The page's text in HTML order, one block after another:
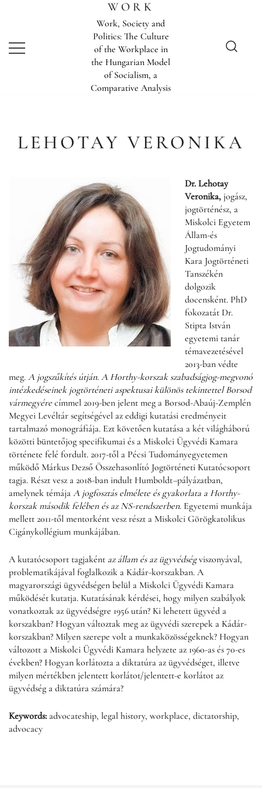
WORK
Work, Society and
Politics: The Culture
of the Workplace in
the Hungarian Model
of Socialism, a
Comparative Analysis
LEHOTAY VERONIKA
Dr. Lehotay
Veronika, jogász,
jogtörténész, a
Miskolci Egyetem
Állam-és
Jogtudományi
Kara Jogtörténeti
Tanszékén
dolgozik
docensként. PhD
fokozatát Dr.
Stipta István
egyetemi tanár
témavezetésével
2013-ban védte
meg. A jogszűkítés útján. A Horthy-korszak szabadságjog-megvonó
intézkedéseinek jogtörténeti aspektusai különös tekintettel Borsod
vármegyére címmel 2019-ben jelent meg a Borsod-Abaúj-Zemplén
Megyei Levéltár segítségével az eddigi kutatási eredményeit
tartalmazó monográfiája. Ezt követően kutatása a két világháború
közötti büntetőjog specifikumai és a Miskolci Ügyvédi Kamara
története felé fordult. 2017-től a Pécsi Tudományegyetemen
működő Márkus Dezső Összehasonlító Jogtörténeti Kutatócsoport
tagja. Részt vesz a 2018-ban indult Humboldt–pályázatban,
amelynek témája A jogfosztás elmélete és gyakorlata a Horthy-
korszak második felében és az NS-rendszerben. Egyetemi munkája
mellett 2011-től mentorként vesz részt a Miskolci Görögkatolikus
Cigánykollégium munkájában.
A kutatócsoport tagjaként az állam és az ügyvédségviszonyával,
problematikájával foglalkozik a Kádár-korszakban. A
magyarországi ügyvédségen belül a Miskolci Ügyvédi Kamara
működését kutatja. Kutatásának kérdései, hogy milyen szabályok
vonatkoztak az ügyvédségre 1956 után? Ki lehetett ügyvéd a
korszakban? Hogyan változtak meg az ügyvédi szerepek a Kádár-
korszakban? Milyen szerepe volt a munkaközösségeknek? Hogyan
változott a Miskolci Ügyvédi Kamara helyzete az 1960-as és 70-es
években? Hogyan korlátozta a diktatúra az ügyvédséget, illetve
milyen mértékben jelentett korlátot/jelentett-e korlátot az
ügyvédség a diktatúra számára?
Keywords: advocateship, legal history, workplace, dictatorship,
advocacy